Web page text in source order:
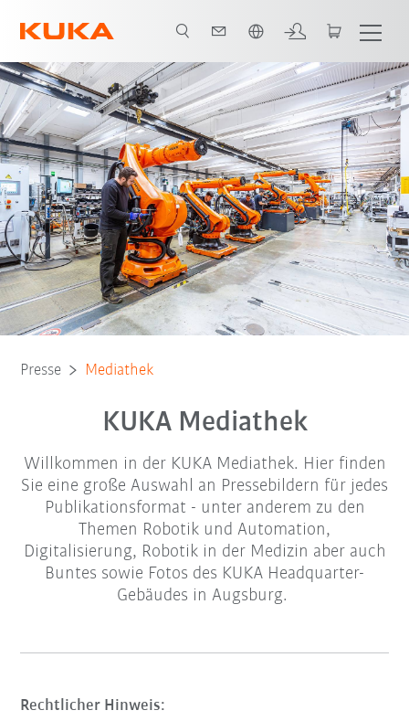
Presse Mediathek
KUKA Mediathek
Willkommen in der KUKA Mediathek. Hier finden
Sie eine große Auswahl an Pressebildern für jedes
Publikationsformat - unter anderem zu den
Themen Robotik und Automation,
Digitalisierung, Robotik in der Medizin aber auch
Buntes sowie Fotos des KUKA Headquarter-
Gebäudes in Augsburg.
Rechtlicher Hinweis: